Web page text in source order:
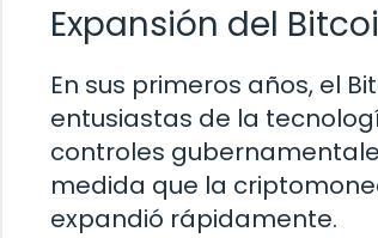
Expansión del
En sus primeros años, el
entusiastas de la
controles
medida que la
expandió rápidamente.